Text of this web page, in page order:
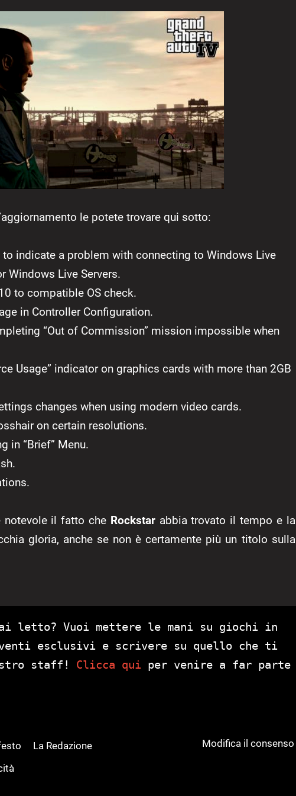
le potete trovare qui sotto:
to indicate a problem with connecting to Windows Live
Windows Live Servers.
to compatible OS check.
in Controller Configuration.
“Out of Commission” mission impossible when
Usage” indicator on graphics cards with more than 2GB
changes when using modern video cards.
on certain resolutions.
in “Brief” Menu.
notevole il fatto che Rockstarabbia trovato il tempo e la
gloria, anche se non è certamente più un titolo sulla
letto? Vuoi mettere le mani su giochi in
esclusivi e scrivere su quello che ti
staff! Clicca qui per venire a far parte
La Redazione
Modifica il consenso